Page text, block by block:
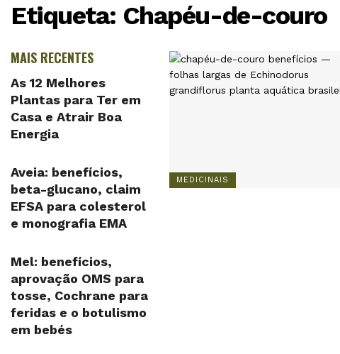
Etiqueta: Chapéu-de-couro
MEDICINAIS
MAIS RECENTES
As 12 Melhores
Plantas para Ter em
Casa e Atrair Boa
Energia
Aveia: benefícios,
beta-glucano, claim
EFSA para colesterol
e monografia EMA
Mel: benefícios,
aprovação OMS para
tosse, Cochrane para
feridas e o botulismo
em bebés